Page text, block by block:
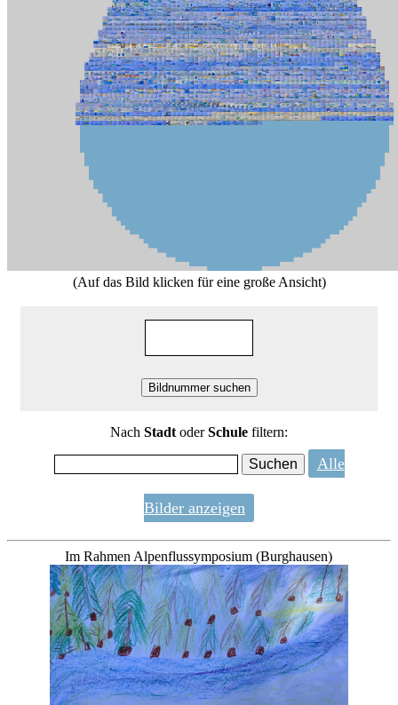
(Auf das Bild klicken für eine große Ansicht)
Nach Stadt oderSchule filtern:
Alle
Bilder anzeigen
Im Rahmen Alpenflussymposium (Burghausen)